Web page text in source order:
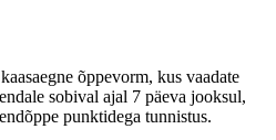
õppevorm, kus vaadate
sobival ajal 7 päeva jooksul,
punktidega tunnistus.